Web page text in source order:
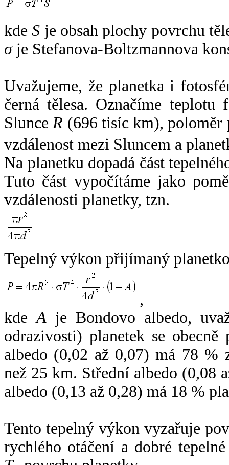
kdeS je obsah plochy povrchu
σje Stefanova-Boltzmannova
Uvažujeme, že planetka i
černá tělesa. Označíme
SlunceR (696 tisíc km),
vzdálenost mezi Sluncem a
Na planetku dopadá část
Tuto část vypočítáme jako
vzdálenosti planetky, tzn.
Tepelný výkon přijímaný
,
kdeA je Bondovo albedo,
odrazivosti) planetek se
albedo (0,02 až 0,07) má 78 %
než 25 km. Střední albedo (0,08
albedo (0,13 až 0,28) má 18 %
Tento tepelný výkon vyzařuje
rychlého otáčení a dobré